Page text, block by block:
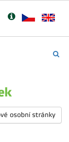
osobní stránky